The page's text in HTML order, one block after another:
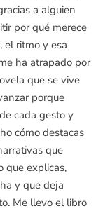
a alguien
por qué merece
el ritmo y esa
ha atrapado por
que se vive
porque
cada gesto y
cómo destacas
que
que explicas,
y que deja
Me llevo el libro